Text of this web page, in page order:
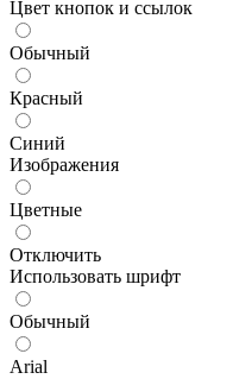
Цвет кнопок и ссылок
Обычный
Красный
Синий
Изображения
Цветные
Отключить
Использовать шрифт
Обычный
Arial